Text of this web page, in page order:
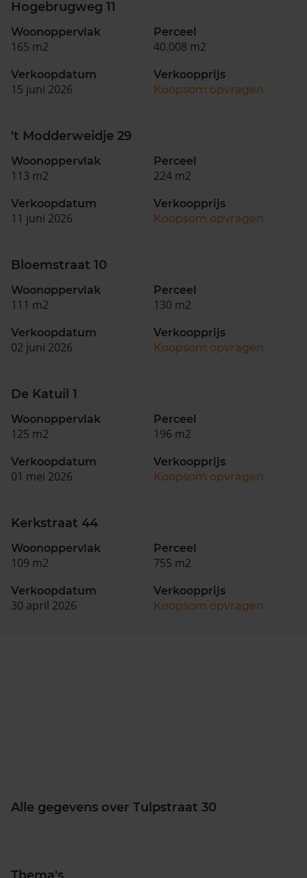
Hogebrugweg 11
Woonoppervlak
165 m2
Perceel
40.008 m2
Verkoopdatum
15 juni 2026
Verkoopprijs
Koopsom opvragen
't Modderweidje 29
Woonoppervlak
113 m2
Perceel
224 m2
Verkoopdatum
11 juni 2026
Verkoopprijs
Koopsom opvragen
Bloemstraat 10
Woonoppervlak
111 m2
Perceel
130 m2
Verkoopdatum
02 juni 2026
Verkoopprijs
Koopsom opvragen
De Katuil 1
Woonoppervlak
125 m2
Perceel
196 m2
Verkoopdatum
01 mei 2026
Verkoopprijs
Koopsom opvragen
Kerkstraat 44
Woonoppervlak
109 m2
Perceel
755 m2
Verkoopdatum
30 april 2026
Verkoopprijs
Koopsom opvragen
Alle gegevens over Tulpstraat 30
Thema's